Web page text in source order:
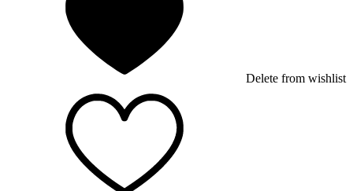
Delete from wishlist